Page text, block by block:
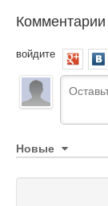
Комментарии
войдите
Новые